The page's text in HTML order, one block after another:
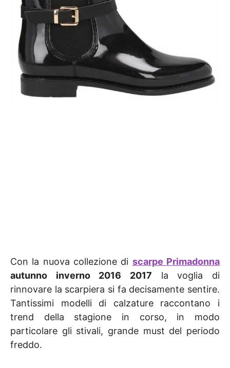
Con la nuova collezione di scarpe Primadonna
autunno inverno 2016 2017 la voglia di
rinnovare la scarpiera si fa decisamente sentire.
Tantissimi modelli di calzature raccontano i
trend della stagione in corso, in modo
particolare gli stivali, grande must del periodo
freddo.